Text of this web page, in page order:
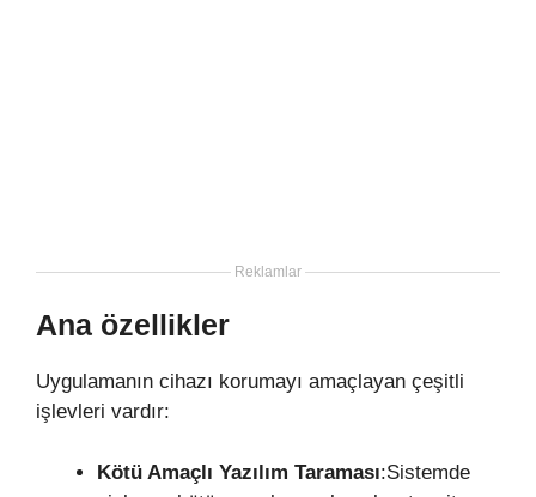
Reklamlar
Ana özellikler
Uygulamanın cihazı korumayı amaçlayan çeşitli
işlevleri vardır:
Kötü Amaçlı Yazılım Taraması:Sistemde